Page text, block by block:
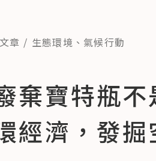
文章 生態環境 、 氣候行動
廢棄寶特瓶
經濟，發